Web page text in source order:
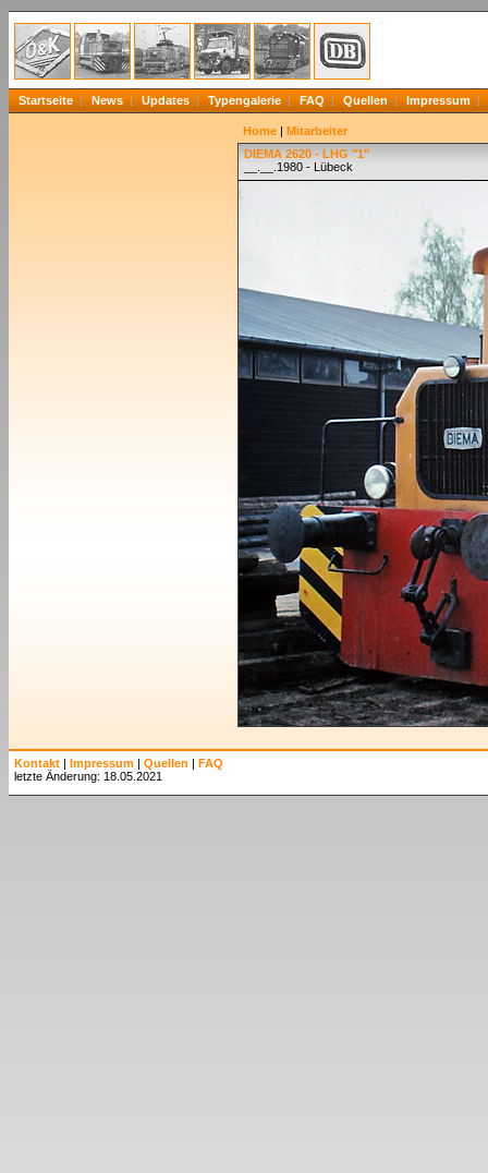
Startseite News Updates Typengalerie FAQ Quellen Impressum
Home | Mitarbeiter
DIEMA 2620 - LHG "1"
__.__.1980 - Lübeck
Kontakt | Impressum | Quellen | FAQ
letzte Änderung: 18.05.2021